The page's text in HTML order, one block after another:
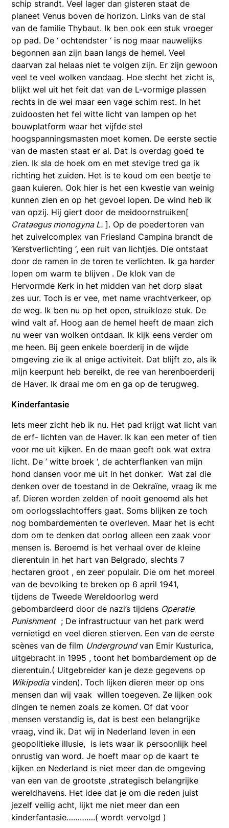
schip strandt. Veel lager dan gisteren staat de
planeet Venus boven de horizon. Links van de stal
van de familie Thybaut. Ik ben ook een stuk vroeger
op pad. De ‘ ochtendster ‘ is nog maar nauwelijks
begonnen aan zijn baan langs de hemel. Veel
daarvan zal helaas niet te volgen zijn. Er zijn gewoon
veel te veel wolken vandaag. Hoe slecht het zicht is,
blijkt wel uit het feit dat van de L-vormige plassen
rechts in de wei maar een vage schim rest. In het
zuidoosten het fel witte licht van lampen op het
bouwplatform waar het vijfde stel
hoogspanningsmasten moet komen. De eerste sectie
van de masten staat er al. Dat is overdag goed te
zien. Ik sla de hoek om en met stevige tred ga ik
richting het zuiden. Het is te koud om een beetje te
gaan kuieren. Ook hier is het een kwestie van weinig
kunnen zien en op het gevoel lopen. De wind heb ik
van opzij. Hij giert door de meidoornstruiken[
Crataegus monogyna L. ]. Op de poedertoren van
het zuivelcomplex van Friesland Campina brandt de
‘Kerstverlichting ‘, een ruit van lichtjes. Die ontstaat
door de ramen in de toren te verlichten. Ik ga harder
lopen om warm te blijven . De klok van de
Hervormde Kerk in het midden van het dorp slaat
zes uur. Toch is er vee, met name vrachtverkeer, op
de weg. Ik ben nu op het open, struikloze stuk. De
wind valt af. Hoog aan de hemel heeft de maan zich
nu weer van wolken ontdaan. Ik kijk eens verder om
me heen. Bij geen enkele boerderij in de wijde
omgeving zie ik al enige activiteit. Dat blijft zo, als ik
mijn keerpunt heb bereikt, de ree van herenboerderij
de Haver. Ik draai me om en ga op de terugweg.
Kinderfantasie
Iets meer zicht heb ik nu. Het pad krijgt wat licht van
de erf- lichten van de Haver. Ik kan een meter of tien
voor me uit kijken. En de maan geeft ook wat extra
licht. De ’ witte broek ‘, de achterflanken van mijn
hond dansen voor me uit in het donker. Wat zal die
denken over de toestand in de Oekraïne, vraag ik me
af. Dieren worden zelden of nooit genoemd als het
om oorlogsslachtoffers gaat. Soms blijken ze toch
nog bombardementen te overleven. Maar het is echt
dom om te denken dat oorlog alleen een zaak voor
mensen is. Beroemd is het verhaal over de kleine
dierentuin in het hart van Belgrado, slechts 7
hectaren groot , en zeer populair. Die om het moreel
van de bevolking te breken op 6 april 1941,
tijdens de Tweede Wereldoorlog werd
gebombardeerd door de nazi’s tijdens Operatie
Punishment; De infrastructuur van het park werd
vernietigd en veel dieren stierven. Een van de eerste
scènes van de film Undergroundvan Emir Kusturica,
uitgebracht in 1995 , toont het bombardement op de
dierentuin.( Uitgebreider kan je deze gegevens op
Wikipediavinden). Toch lijken dieren meer op ons
mensen dan wij vaak willen toegeven. Ze lijken ook
dingen te nemen zoals ze komen. Of dat voor
mensen verstandig is, dat is best een belangrijke
vraag, vind ik. Dat wij in Nederland leven in een
geopolitieke illusie, is iets waar ik persoonlijk heel
onrustig van word. Je hoeft maar op de kaart te
kijken en Nederland is niet meer dan de omgeving
van een van de grootste ,strategisch belangrijke
wereldhavens. Het idee dat je om die reden juist
jezelf veilig acht, lijkt me niet meer dan een
kinderfantasie………….( wordt vervolgd )